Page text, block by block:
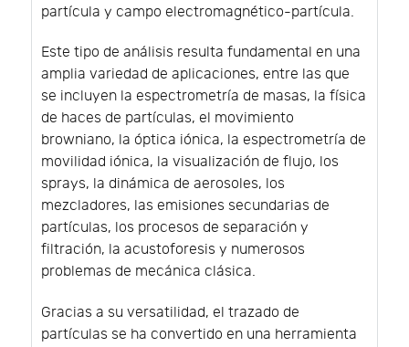
partícula y campo electromagnético-partícula.
Este tipo de análisis resulta fundamental en una
amplia variedad de aplicaciones, entre las que
se incluyen la espectrometría de masas, la física
de haces de partículas, el movimiento
browniano, la óptica iónica, la espectrometría de
movilidad iónica, la visualización de flujo, los
sprays, la dinámica de aerosoles, los
mezcladores, las emisiones secundarias de
partículas, los procesos de separación y
filtración, la acustoforesis y numerosos
problemas de mecánica clásica.
Gracias a su versatilidad, el trazado de
partículas se ha convertido en una herramienta